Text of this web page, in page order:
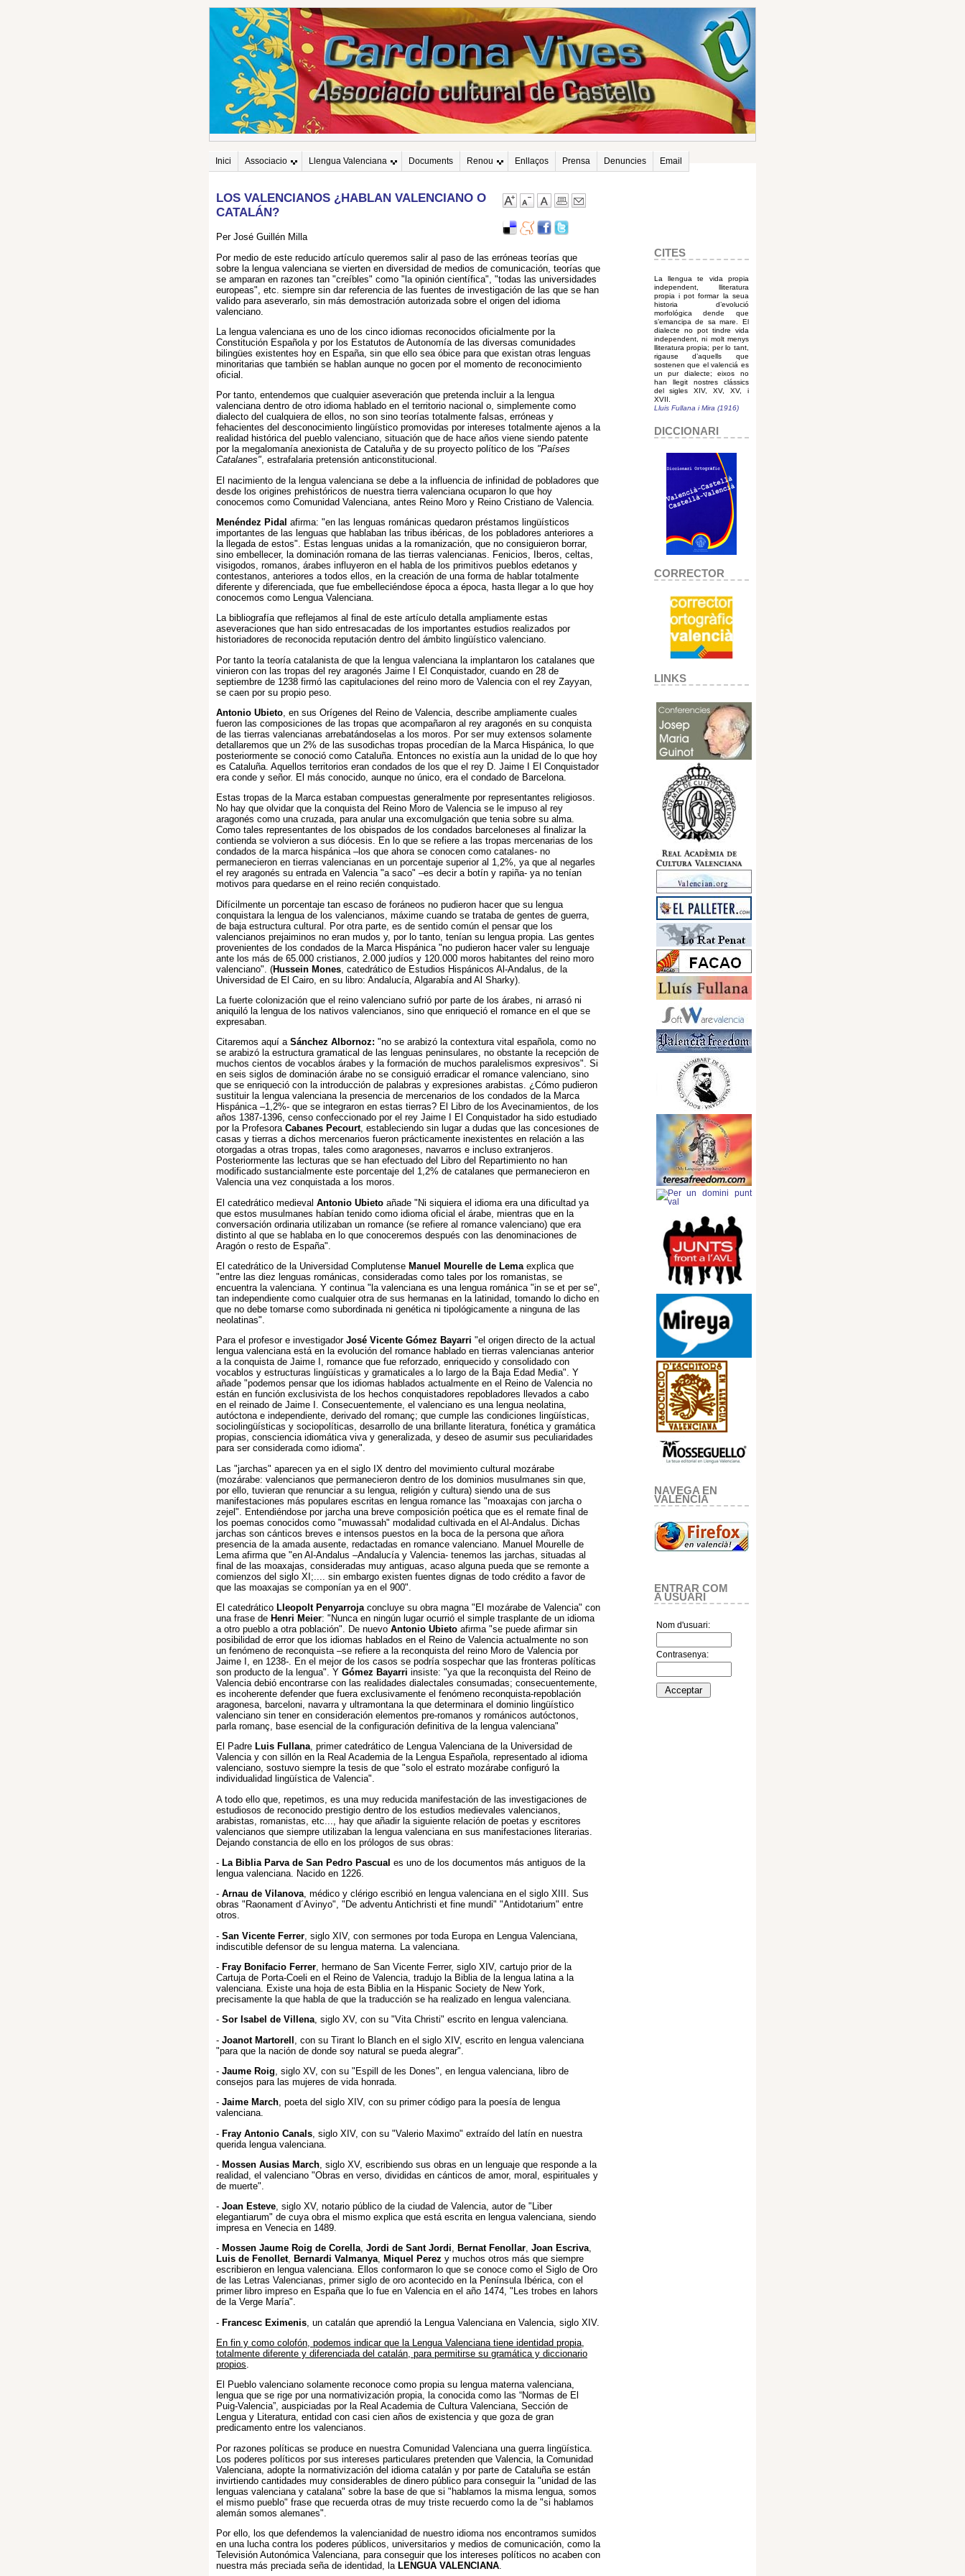
Inici Associacio Llengua Valenciana Documents Renou Enllaços Prensa Denuncies Email
LOS VALENCIANOS ¿HABLAN VALENCIANO O
CATALÁN?
Per José Guillén Milla
Por medio de este reducido artículo queremos salir al paso de las erróneas teorías que
sobre la lengua valenciana se vierten en diversidad de medios de comunicación, teorías que
se amparan en razones tan "creíbles" como "la opinión científica", "todas las universidades
europeas", etc. siempre sin dar referencia de las fuentes de investigación de las que se han
valido para aseverarlo, sin más demostración autorizada sobre el origen del idioma
valenciano.
La lengua valenciana es uno de los cinco idiomas reconocidos oficialmente por la
Constitución Española y por los Estatutos de Autonomía de las diversas comunidades
bilingües existentes hoy en España, sin que ello sea óbice para que existan otras lenguas
minoritarias que también se hablan aunque no gocen por el momento de reconocimiento
oficial.
Por tanto, entendemos que cualquier aseveración que pretenda incluir a la lengua
valenciana dentro de otro idioma hablado en el territorio nacional o, simplemente como
dialecto del cualquiera de ellos, no son sino teorías totalmente falsas, erróneas y
fehacientes del desconocimiento lingüístico promovidas por intereses totalmente ajenos a la
realidad histórica del pueblo valenciano, situación que de hace años viene siendo patente
por la megalomanía anexionista de Cataluña y de su proyecto político de los "Países
Catalanes", estrafalaria pretensión anticonstitucional.
El nacimiento de la lengua valenciana se debe a la influencia de infinidad de pobladores que
desde los origines prehistóricos de nuestra tierra valenciana ocuparon lo que hoy
conocemos como Comunidad Valenciana, antes Reino Moro y Reino Cristiano de Valencia.
Menéndez Pidal afirma: "en las lenguas románicas quedaron préstamos lingüísticos
importantes de las lenguas que hablaban las tribus ibéricas, de los pobladores anteriores a
la llegada de estos". Estas lenguas unidas a la romanización, que no consiguieron borrar,
sino embellecer, la dominación romana de las tierras valencianas. Fenicios, Iberos, celtas,
visigodos, romanos, árabes influyeron en el habla de los primitivos pueblos edetanos y
contestanos, anteriores a todos ellos, en la creación de una forma de hablar totalmente
diferente y diferenciada, que fue embelleciéndose época a época, hasta llegar a lo que hoy
conocemos como Lengua Valenciana.
La bibliografía que reflejamos al final de este artículo detalla ampliamente estas
aseveraciones que han sido entresacadas de los importantes estudios realizados por
historiadores de reconocida reputación dentro del ámbito lingüístico valenciano.
Por tanto la teoría catalanista de que la lengua valenciana la implantaron los catalanes que
vinieron con las tropas del rey aragonés Jaime I El Conquistador, cuando en 28 de
septiembre de 1238 firmó las capitulaciones del reino moro de Valencia con el rey Zayyan,
se caen por su propio peso.
Antonio Ubieto , en sus Orígenes del Reino de Valencia, describe ampliamente cuales
fueron las composiciones de las tropas que acompañaron al rey aragonés en su conquista
de las tierras valencianas arrebatándoselas a los moros. Por ser muy extensos solamente
detallaremos que un 2% de las susodichas tropas procedían de la Marca Hispánica, lo que
posteriormente se conoció como Cataluña. Entonces no existía aun la unidad de lo que hoy
es Cataluña. Aquellos territorios eran condados de los que el rey D. Jaime I El Conquistador
era conde y señor. El más conocido, aunque no único, era el condado de Barcelona.
Estas tropas de la Marca estaban compuestas generalmente por representantes religiosos.
No hay que olvidar que la conquista del Reino Moro de Valencia se le impuso al rey
aragonés como una cruzada, para anular una excomulgación que tenia sobre su alma.
Como tales representantes de los obispados de los condados barceloneses al finalizar la
contienda se volvieron a sus diócesis. En lo que se refiere a las tropas mercenarias de los
condados de la marca hispánica –los que ahora se conocen como catalanes- no
permanecieron en tierras valencianas en un porcentaje superior al 1,2%, ya que al negarles
el rey aragonés su entrada en Valencia "a saco" –es decir a botín y rapiña- ya no tenían
motivos para quedarse en el reino recién conquistado.
Difícilmente un porcentaje tan escaso de foráneos no pudieron hacer que su lengua
conquistara la lengua de los valencianos, máxime cuando se trataba de gentes de guerra,
de baja estructura cultural. Por otra parte, es de sentido común el pensar que los
valencianos prejaiminos no eran mudos y, por lo tanto, tenían su lengua propia. Las gentes
provenientes de los condados de la Marca Hispánica "no pudieron hacer valer su lenguaje
ante los más de 65.000 cristianos, 2.000 judíos y 120.000 moros habitantes del reino moro
valenciano". (Hussein Mones , catedrático de Estudios Hispánicos Al-Andalus, de la
Universidad de El Cairo, en su libro: Andalucía, Algarabía and Al Sharky).
La fuerte colonización que el reino valenciano sufrió por parte de los árabes, ni arrasó ni
aniquiló la lengua de los nativos valencianos, sino que enriqueció el romance en el que se
expresaban.
Citaremos aquí a Sánchez Albornoz: "no se arabizó la contextura vital española, como no
se arabizó la estructura gramatical de las lenguas peninsulares, no obstante la recepción de
muchos cientos de vocablos árabes y la formación de muchos paralelismos expresivos". Si
en seis siglos de dominación árabe no se consiguió erradicar el romance valenciano, sino
que se enriqueció con la introducción de palabras y expresiones arabistas. ¿Cómo pudieron
sustituir la lengua valenciana la presencia de mercenarios de los condados de la Marca
Hispánica –1,2%- que se integraron en estas tierras? El Libro de los Avecinamientos, de los
años 1387-1396, censo confeccionado por el rey Jaime I El Conquistador ha sido estudiado
por la Profesora Cabanes Pecourt, estableciendo sin lugar a dudas que las concesiones de
casas y tierras a dichos mercenarios fueron prácticamente inexistentes en relación a las
otorgadas a otras tropas, tales como aragoneses, navarros e incluso extranjeros.
Posteriormente las lecturas que se han efectuado del Libro del Repartimiento no han
modificado sustancialmente este porcentaje del 1,2% de catalanes que permanecieron en
Valencia una vez conquistada a los moros.
El catedrático medieval Antonio Ubieto añade "Ni siquiera el idioma era una dificultad ya
que estos musulmanes habían tenido como idioma oficial el árabe, mientras que en la
conversación ordinaria utilizaban un romance (se refiere al romance valenciano) que era
distinto al que se hablaba en lo que conoceremos después con las denominaciones de
Aragón o resto de España".
El catedrático de la Universidad Complutense Manuel Mourelle de Lema explica que
"entre las diez lenguas románicas, consideradas como tales por los romanistas, se
encuentra la valenciana. Y continua "la valenciana es una lengua románica "in se et per se",
tan independiente como cualquier otra de sus hermanas en la latinidad, tomando lo dicho en
que no debe tomarse como subordinada ni genética ni tipológicamente a ninguna de las
neolatinas".
Para el profesor e investigador José Vicente Gómez Bayarri "el origen directo de la actual
lengua valenciana está en la evolución del romance hablado en tierras valencianas anterior
a la conquista de Jaime I, romance que fue reforzado, enriquecido y consolidado con
vocablos y estructuras lingüísticas y gramaticales a lo largo de la Baja Edad Media". Y
añade "podemos pensar que los idiomas hablados actualmente en el Reino de Valencia no
están en función exclusivista de los hechos conquistadores repobladores llevados a cabo
en el reinado de Jaime I. Consecuentemente, el valenciano es una lengua neolatina,
autóctona e independiente, derivado del romanç; que cumple las condiciones lingüísticas,
sociolingüísticas y sociopolíticas, desarrollo de una brillante literatura, fonética y gramática
propias, consciencia idiomática viva y generalizada, y deseo de asumir sus peculiaridades
para ser considerada como idioma".
Las "jarchas" aparecen ya en el siglo IX dentro del movimiento cultural mozárabe
(mozárabe: valencianos que permanecieron dentro de los dominios musulmanes sin que,
por ello, tuvieran que renunciar a su lengua, religión y cultura) siendo una de sus
manifestaciones más populares escritas en lengua romance las "moaxajas con jarcha o
zejel". Entendiéndose por jarcha una breve composición poética que es el remate final de
los poemas conocidos como "muwassah" modalidad cultivada en el Al-Andalus. Dichas
jarchas son cánticos breves e intensos puestos en la boca de la persona que añora
presencia de la amada ausente, redactadas en romance valenciano. Manuel Mourelle de
Lema afirma que "en Al-Andalus –Andalucía y Valencia- tenemos las jarchas, situadas al
final de las moaxajas, consideradas muy antiguas, acaso alguna pueda que se remonte a
comienzos del siglo XI;.... sin embargo existen fuentes dignas de todo crédito a favor de
que las moaxajas se componían ya en el 900".
El catedrático Lleopolt Penyarroja concluye su obra magna "El mozárabe de Valencia" con
una frase de Henri Meier: "Nunca en ningún lugar ocurrió el simple trasplante de un idioma
a otro pueblo a otra población". De nuevo Antonio Ubieto afirma "se puede afirmar sin
posibilidad de error que los idiomas hablados en el Reino de Valencia actualmente no son
un fenómeno de reconquista –se refiere a la reconquista del reino Moro de Valencia por
Jaime I, en 1238-. En el mejor de los casos se podría sospechar que las fronteras políticas
son producto de la lengua". Y Gómez Bayarri insiste: "ya que la reconquista del Reino de
Valencia debió encontrarse con las realidades dialectales consumadas; consecuentemente,
es incoherente defender que fuera exclusivamente el fenómeno reconquista-repoblación
aragonesa, barceloni, navarra y ultramontana la que determinara el dominio lingüístico
valenciano sin tener en consideración elementos pre-romanos y románicos autóctonos,
parla romanç, base esencial de la configuración definitiva de la lengua valenciana"
El Padre Luis Fullana, primer catedrático de Lengua Valenciana de la Universidad de
Valencia y con sillón en la Real Academia de la Lengua Española, representado al idioma
valenciano, sostuvo siempre la tesis de que "solo el estrato mozárabe configuró la
individualidad lingüística de Valencia".
A todo ello que, repetimos, es una muy reducida manifestación de las investigaciones de
estudiosos de reconocido prestigio dentro de los estudios medievales valencianos,
arabistas, romanistas, etc..., hay que añadir la siguiente relación de poetas y escritores
valencianos que siempre utilizaban la lengua valenciana en sus manifestaciones literarias.
Dejando constancia de ello en los prólogos de sus obras:
- La Biblia Parva de San Pedro Pascual es uno de los documentos más antiguos de la
lengua valenciana. Nacido en 1226.
- Arnau de Vilanova, médico y clérigo escribió en lengua valenciana en el siglo XIII. Sus
obras "Raonament d´Avinyo", "De adventu Antichristi et fine mundi" "Antidotarium" entre
otros.
- San Vicente Ferrer , siglo XIV, con sermones por toda Europa en Lengua Valenciana,
indiscutible defensor de su lengua materna. La valenciana.
- Fray Bonifacio Ferrer , hermano de San Vicente Ferrer, siglo XIV, cartujo prior de la
Cartuja de Porta-Coeli en el Reino de Valencia, tradujo la Biblia de la lengua latina a la
valenciana. Existe una hoja de esta Biblia en la Hispanic Society de New York,
precisamente la que habla de que la traducción se ha realizado en lengua valenciana.
- Sor Isabel de Villena, siglo XV, con su "Vita Christi" escrito en lengua valenciana.
- Joanot Martorell , con su Tirant lo Blanch en el siglo XIV, escrito en lengua valenciana
"para que la nación de donde soy natural se pueda alegrar".
- Jaume Roig , siglo XV, con su "Espill de les Dones", en lengua valenciana, libro de
consejos para las mujeres de vida honrada.
- Jaime March, poeta del siglo XIV, con su primer código para la poesía de lengua
valenciana.
- Fray Antonio Canals , siglo XIV, con su "Valerio Maximo" extraído del latín en nuestra
querida lengua valenciana.
- Mossen Ausias March , siglo XV, escribiendo sus obras en un lenguaje que responde a la
realidad, el valenciano "Obras en verso, divididas en cánticos de amor, moral, espirituales y
de muerte".
- Joan Esteve, siglo XV, notario público de la ciudad de Valencia, autor de "Liber
elegantiarum" de cuya obra el mismo explica que está escrita en lengua valenciana, siendo
impresa en Venecia en 1489.
- Mossen Jaume Roig de Corella, Jordi de Sant Jordi, Bernat Fenollar, Joan Escriva,
Luis de Fenollet, Bernardi Valmanya, Miquel Perez y muchos otros más que siempre
escribieron en lengua valenciana. Ellos conformaron lo que se conoce como el Siglo de Oro
de las Letras Valencianas, primer siglo de oro acontecido en la Península Ibérica, con el
primer libro impreso en España que lo fue en Valencia en el año 1474, "Les trobes en lahors
de la Verge María".
- Francesc Eximenis , un catalán que aprendió la Lengua Valenciana en Valencia, siglo XIV.
En fin y como colofón, podemos indicar que la Lengua Valenciana tiene identidad propia,
totalmente diferente y diferenciada del catalán, para permitirse su gramática y diccionario
propios.
El Pueblo valenciano solamente reconoce como propia su lengua materna valenciana,
lengua que se rige por una normativización propia, la conocida como las “Normas de El
Puig-Valencia”, auspiciadas por la Real Academia de Cultura Valenciana, Sección de
Lengua y Literatura, entidad con casi cien años de existencia y que goza de gran
predicamento entre los valencianos.
Por razones políticas se produce en nuestra Comunidad Valenciana una guerra lingüística.
Los poderes políticos por sus intereses particulares pretenden que Valencia, la Comunidad
Valenciana, adopte la normativización del idioma catalán y por parte de Cataluña se están
invirtiendo cantidades muy considerables de dinero público para conseguir la "unidad de las
lenguas valenciana y catalana" sobre la base de que si "hablamos la misma lengua, somos
el mismo pueblo" frase que recuerda otras de muy triste recuerdo como la de "si hablamos
alemán somos alemanes".
Por ello, los que defendemos la valencianidad de nuestro idioma nos encontramos sumidos
en una lucha contra los poderes públicos, universitarios y medios de comunicación, como la
Televisión Autonómica Valenciana, para conseguir que los intereses políticos no acaben con
nuestra más preciada seña de identidad, la LENGUA VALENCIANA.
CITES
La llengua te vida propia
independent, lliteratura
propia i pot formar la seua
historia d’evolució
morfológica dende que
s’emancipa de sa mare. El
dialecte no pot tindre vida
independent, ni molt menys
lliteratura propia; per lo tant,
rigause d’aquells que
sostenen que el valenciá es
un pur dialecte; eixos no
han llegit nostres clássics
del sigles XIV, XV, XV, i
XVII.
Lluis Fullana i Mira (1916)
DICCIONARI
CORRECTOR
LINKS
NAVEGA EN
VALENCIA
ENTRAR COM
A USUARI
Nom d'usuari:
Contrasenya: